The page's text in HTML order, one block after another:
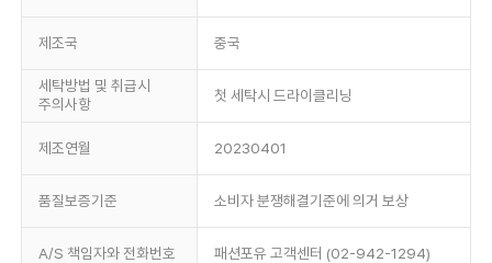
제조국 중국
세탁방법 및 취급시
주의사항
첫 세탁시 드라이클리닝
제조연월 20230401
품질보증기준 소비자 분쟁해결기준에 의거 보상
A/S 책임자와 전화번호 패션포유 고객센터 (02-942-1294)